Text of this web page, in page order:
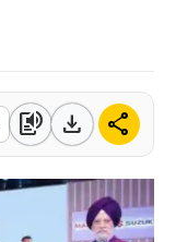
Figure • 05 Aug,
text_to_speech download share